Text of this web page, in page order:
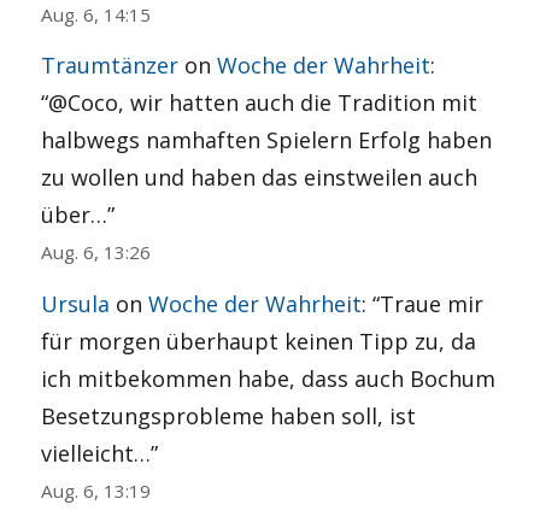
Aug. 6, 14:15
Traumtänzer onWoche der Wahrheit:
“@Coco, wir hatten auch die Tradition mit
halbwegs namhaften Spielern Erfolg haben
zu wollen und haben das einstweilen auch
über…”
Aug. 6, 13:26
Ursula onWoche der Wahrheit: “Traue mir
für morgen überhaupt keinen Tipp zu, da
ich mitbekommen habe, dass auch Bochum
Besetzungsprobleme haben soll, ist
vielleicht…”
Aug. 6, 13:19